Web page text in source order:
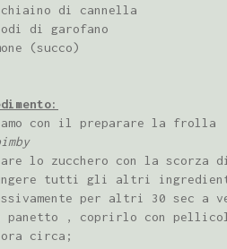
di cannella
di garofano
(succo)
con il preparare la frolla
lo zucchero con la scorza
tutti gli altri ingredienti
per altri 30 sec a
panetto , coprirlo con
circa;